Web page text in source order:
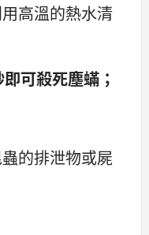
高溫的熱水清
可殺死塵蟎；
的排泄物或屍